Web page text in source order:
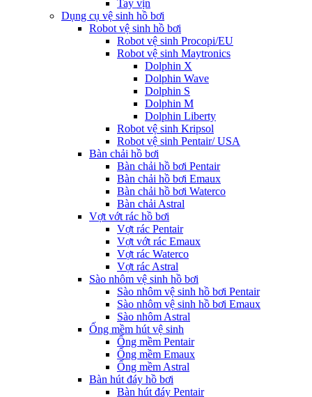
Tay vịn
Dụng cụ vệ sinh hồ bơi
Robot vệ sinh hồ bơi
Robot vệ sinh Procopi/EU
Robot vệ sinh Maytronics
Dolphin X
Dolphin Wave
Dolphin S
Dolphin M
Dolphin Liberty
Robot vệ sinh Kripsol
Robot vệ sinh Pentair/ USA
Bàn chải hồ bơi
Bàn chải hồ bơi Pentair
Bàn chải hồ bơi Emaux
Bàn chải hồ bơi Waterco
Bàn chải Astral
Vợt vớt rác hồ bơi
Vợt rác Pentair
Vợt vớt rác Emaux
Vợt rác Waterco
Vợt rác Astral
Sào nhôm vệ sinh hồ bơi
Sào nhôm vệ sinh hồ bơi Pentair
Sào nhôm vệ sinh hồ bơi Emaux
Sào nhôm Astral
Ống mềm hút vệ sinh
Ống mềm Pentair
Ống mềm Emaux
Ống mềm Astral
Bàn hút đáy hồ bơi
Bàn hút đáy Pentair